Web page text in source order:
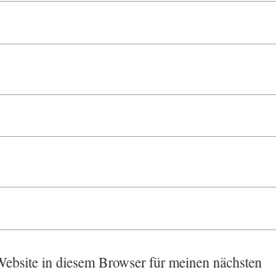
in diesem Browser für meinen nächsten